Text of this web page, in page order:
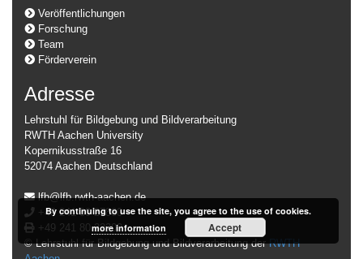
Veröffentlichungen
Forschung
Team
Förderverein
Adresse
Lehrstuhl für Bildgebung und Bildverarbeitung
RWTH Aachen University
Kopernikusstraße 16
52074 Aachen Deutschland
lfb@lfb.rwth-aachen.de
+49 241 80 27860
+49 241 80 22200
© Lehrstuhl für Bildgebung und Bildverarbeitung derRWTH
By continuing to use the site, you agree to the use of cookies.
more information
Accept